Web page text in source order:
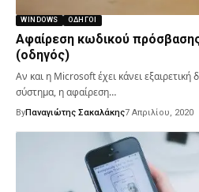
WINDOWS ΟΔΗΓΟΊ
Αφαίρεση κωδικού
(οδηγός)
Αν και η Microsoft έχει κάνει εξαιρετική
σύστημα, η αφαίρεση…
ByΠαναγιώτης Σακαλάκης7 Απριλίου, 2020